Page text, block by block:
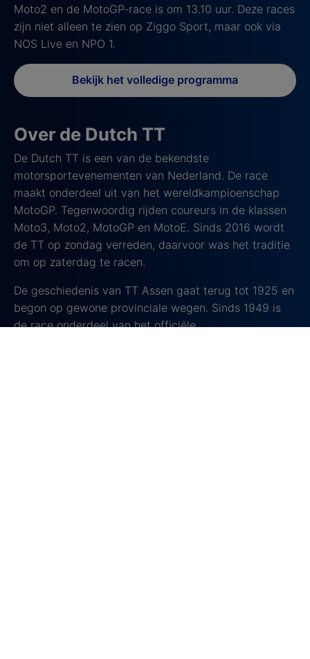
Moto2 en de MotoGP-race is om 13.10 uur. Deze races
zijn niet alleen te zien op Ziggo Sport, maar ook via
NOS Live en NPO 1.
Bekijk het volledige programma
Over de Dutch TT
De Dutch TT is een van de bekendste
motorsportevenementen van Nederland. De race
maakt onderdeel uit van het wereldkampioenschap
MotoGP. Tegenwoordig rijden coureurs in de klassen
Moto3, Moto2, MotoGP en MotoE. Sinds 2016 wordt
de TT op zondag verreden, daarvoor was het traditie
om op zaterdag te racen.
De geschiedenis van TT Assen gaat terug tot 1925 en
begon op gewone provinciale wegen. Sinds 1949 is
de race onderdeel van het officiële